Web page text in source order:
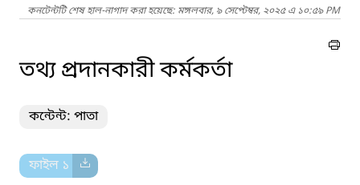
কনটেন্টটি শেষ হাল-নাগাদ করা হয়েছে: মঙ্গলবার, ৯ সেপ্টেম্বর, ২০২৫ এ ১০:৫৯ PM
তথ্য প্রদানকারী কর্মকর্তা
কন্টেন্ট: পাতা
ফাইল ১